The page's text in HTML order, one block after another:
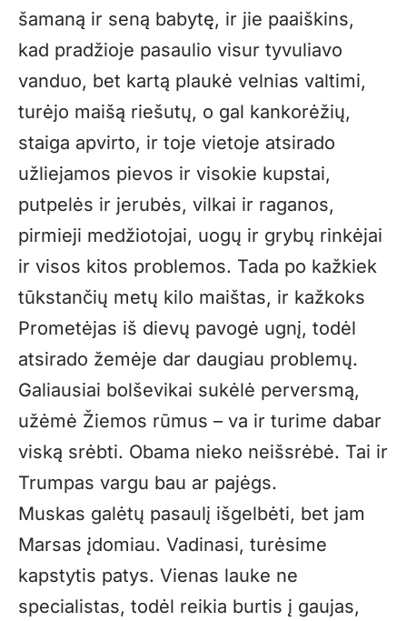
šamaną ir seną babytę, ir jie paaiškins,
kad pradžioje pasaulio visur tyvuliavo
vanduo, bet kartą plaukė velnias valtimi,
turėjo maišą riešutų, o gal kankorėžių,
staiga apvirto, ir toje vietoje atsirado
užliejamos pievos ir visokie kupstai,
putpelės ir jerubės, vilkai ir raganos,
pirmieji medžiotojai, uogų ir grybų rinkėjai
ir visos kitos problemos. Tada po kažkiek
tūkstančių metų kilo maištas, ir kažkoks
Prometėjas iš dievų pavogė ugnį, todėl
atsirado žemėje dar daugiau problemų.
Galiausiai bolševikai sukėlė perversmą,
užėmė Žiemos rūmus – va ir turime dabar
viską srėbti. Obama nieko neišsrėbė. Tai ir
Trumpas vargu bau ar pajėgs.
Muskas galėtų pasaulį išgelbėti, bet jam
Marsas įdomiau. Vadinasi, turėsime
kapstytis patys. Vienas lauke ne
specialistas, todėl reikia burtis į gaujas,